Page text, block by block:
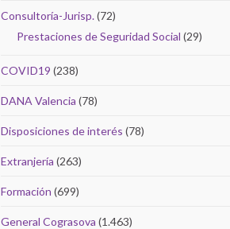
Consultoría-Jurisp.(72)
Prestaciones de Seguridad Social (29)
COVID19 (238)
DANA Valencia (78)
Disposiciones de interés (78)
Extranjería (263)
Formación (699)
General Cograsova (1.463)